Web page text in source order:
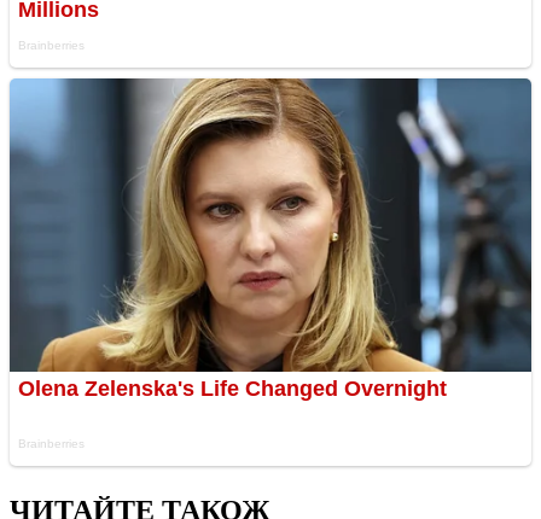
ЧИТАЙТЕ ТАКОЖ